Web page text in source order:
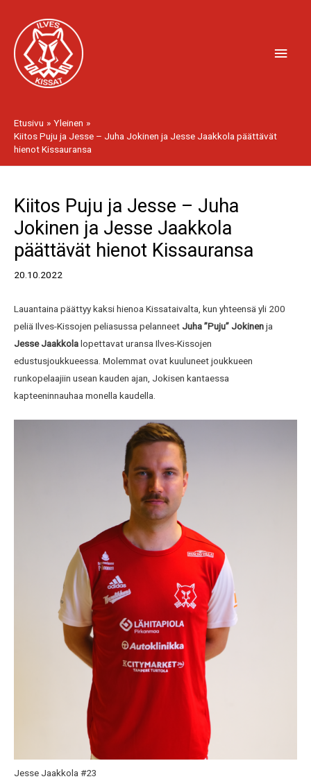
sisältöön
Etusivu
Yleinen
Kiitos Puju ja Jesse – Juha Jokinen ja Jesse Jaakkola päättävät
hienot Kissauransa
Kiitos Puju ja Jesse – Juha
Jokinen ja Jesse Jaakkola
päättävät hienot Kissauransa
20.10.2022
Lauantaina päättyy kaksi hienoa Kissataivalta, kun yhteensä yli 200
peliä Ilves-Kissojen peliasussa pelanneetJuha ”Puju” Jokinenja
Jesse Jaakkolalopettavat uransa Ilves-Kissojen
edustusjoukkueessa. Molemmat ovat kuuluneet joukkueen
runkopelaajiin usean kauden ajan, Jokisen kantaessa
kapteeninnauhaa monella kaudella.
Jesse Jaakkola #23
selaus